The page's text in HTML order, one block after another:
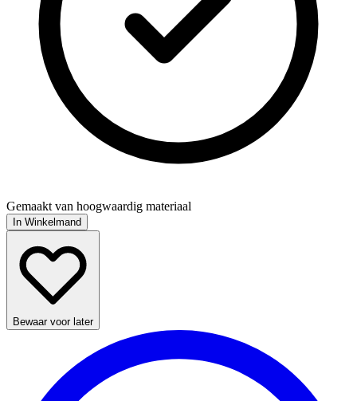
Gemaakt van hoogwaardig materiaal
In Winkelmand
Bewaar voor later